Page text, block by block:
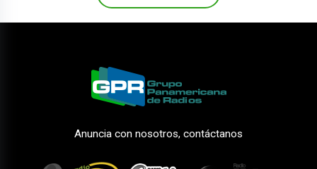
Anuncia con nosotros, contáctanos